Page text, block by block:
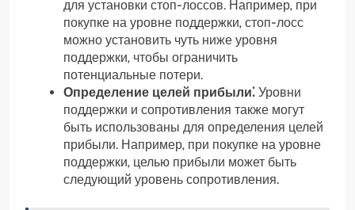
для установки стоп-лоссов. Например‚ при
покупке на уровне поддержки‚ стоп-лосс
можно установить чуть ниже уровня
поддержки‚ чтобы ограничить
потенциальные потери.
Определение целей прибыли⁚ Уровни
поддержки и сопротивления также могут
быть использованы для определения целей
прибыли. Например‚ при покупке на уровне
поддержки‚ целью прибыли может быть
следующий уровень сопротивления.